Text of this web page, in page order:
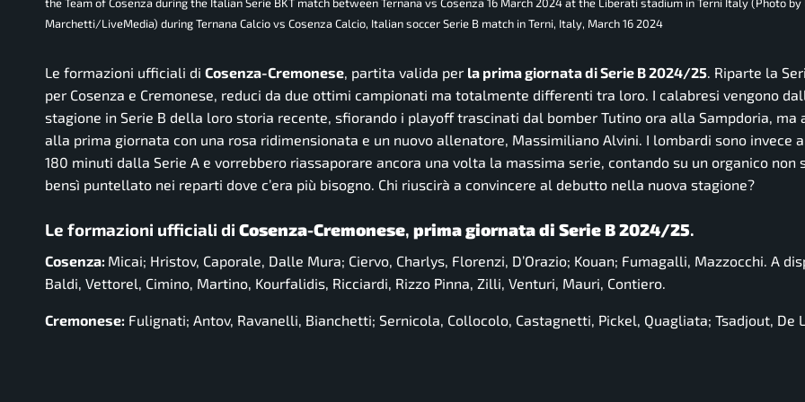
Marchetti/LiveMedia) during Ternana Calcio vs Cosenza Calcio, Italian soccer Serie B match in Terni, Italy, March 16 2024
Le formazioni ufficiali di Cosenza-Cremonese , partita valida per la prima giornata di Serie B 2024/25 . Riparte la
per Cosenza e Cremonese, reduci da due ottimi campionati ma totalmente differenti tra loro. I calabresi vengono
stagione in Serie B della loro storia recente, sfiorando i playoff trascinati dal bomber Tutino ora alla Sampdoria, ma
alla prima giornata con una rosa ridimensionata e un nuovo allenatore, Massimiliano Alvini. I lombardi sono invece
180 minuti dalla Serie A e vorrebbero riassaporare ancora una volta la massima serie, contando su un organico non
bensì puntellato nei reparti dove c’era più bisogno. Chi riuscirà a convincere al debutto nella nuova stagione?
Le formazioni ufficiali di Cosenza-Cremonese, prima giornata di Serie B 2024/25.
Cosenza: Micai; Hristov, Caporale, Dalle Mura; Ciervo, Charlys, Florenzi, D’Orazio; Kouan; Fumagalli, Mazzocchi. A
Baldi, Vettorel, Cimino, Martino, Kourfalidis, Ricciardi, Rizzo Pinna, Zilli, Venturi, Mauri, Contiero.
Cremonese: Fulignati; Antov, Ravanelli, Bianchetti; Sernicola, Collocolo, Castagnetti, Pickel, Quagliata; Tsadjout, De